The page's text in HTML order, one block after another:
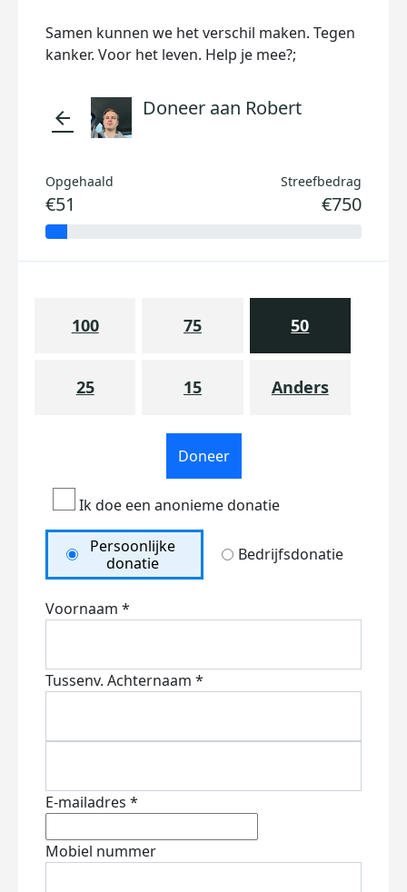
Samen kunnen we het verschil maken. Tegen
kanker. Voor het leven. Help je mee?;
arrow_back Doneer aan Robert
Opgehaald
€51
Streefbedrag
€750
100 75 50
25 15 Anders
Doneer
Ik doe een anonieme donatie
Persoonlijke
donatie
Bedrijfsdonatie
Voornaam *
Tussenv. Achternaam *
E-mailadres *
Mobiel nummer